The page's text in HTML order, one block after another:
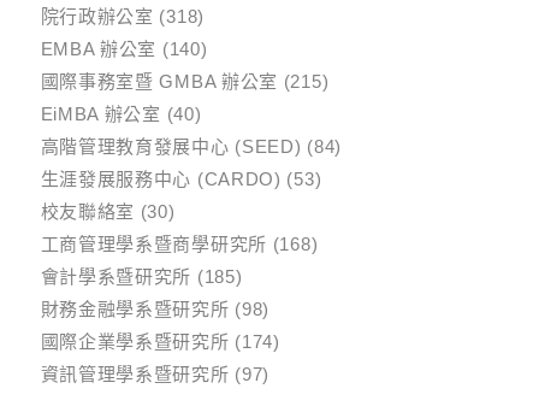
院行政辦公室 (318)
EMBA 辦公室 (140)
國際事務室暨 GMBA 辦公室 (215)
EiMBA 辦公室 (40)
高階管理教育發展中心 (SEED) (84)
生涯發展服務中心 (CARDO) (53)
校友聯絡室 (30)
工商管理學系暨商學研究所 (168)
會計學系暨研究所 (185)
財務金融學系暨研究所 (98)
國際企業學系暨研究所 (174)
資訊管理學系暨研究所 (97)